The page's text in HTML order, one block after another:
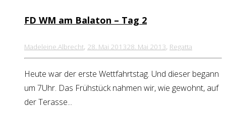
FD WM am Balaton – Tag 2
Madeleine.Albrecht, 28. Mai 201328. Mai 2013, Regatta
Heute war der erste Wettfahrtstag. Und dieser begann
um 7Uhr. Das Frühstück nahmen wir, wie gewohnt, auf
der Terasse...